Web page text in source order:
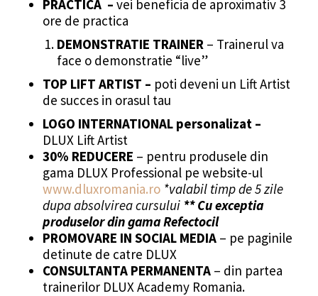
PRACTICA – vei beneficia de aproximativ 3
ore de practica
DEMONSTRATIE TRAINER – Trainerul va
face o demonstratie “live”
TOP LIFT ARTIST – poti deveni un Lift Artist
de succes in orasul tau
LOGO INTERNATIONAL personalizat –
DLUX Lift Artist
30% REDUCERE – pentru produsele din
gama DLUX Professional pe website-ul
www.dluxromania.ro *valabil timp de 5 zile
dupa absolvirea cursului ** Cu exceptia
produselor din gama Refectocil
PROMOVARE IN SOCIAL MEDIA – pe paginile
detinute de catre DLUX
CONSULTANTA PERMANENTA – din partea
trainerilor DLUX Academy Romania.